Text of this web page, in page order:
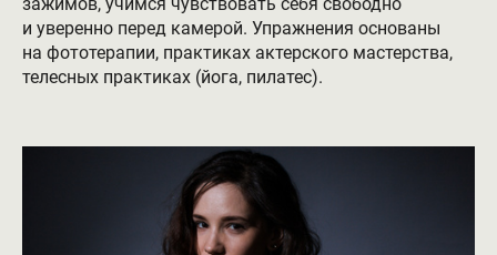
и уверенно перед камерой. Упражнения основаны
на фототерапии, практиках актерского мастерства,
телесных практиках (йога, пилатес).